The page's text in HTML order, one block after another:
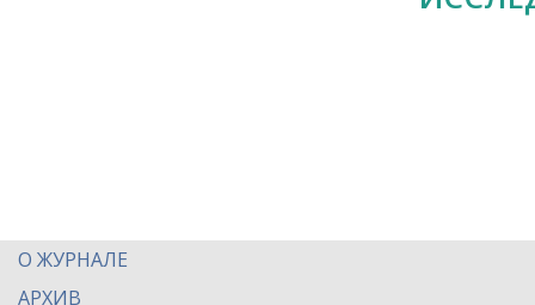
О ЖУРНАЛЕ
АРХИВ